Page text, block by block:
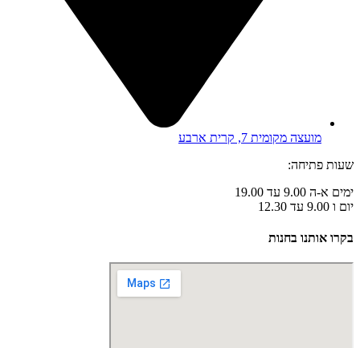
מועצה מקומית 7, קרית ארבע
שעות פתיחה:
ימים א-ה 9.00 עד 19.00
יום ו 9.00 עד 12.30
בקרו אותנו בחנות